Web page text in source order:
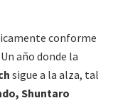
conforme
año donde la
sigue a la alza, tal
Shuntaro